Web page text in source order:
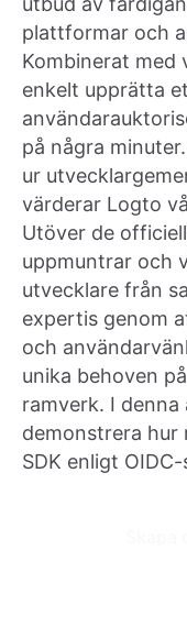
plattformar och
Kombinerat med
enkelt upprätta
på några
ur
värderar Logto
Utöver de
uppmuntrar och
utvecklare från
expertis genom
och
unika behoven
ramverk. I
demonstrera hur
SDK enligt